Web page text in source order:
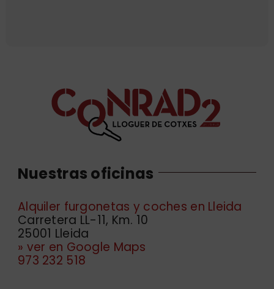
Nuestras oficinas
Alquiler furgonetas y coches en Lleida
Carretera LL-11, Km. 10
25001 Lleida
» ver en Google Maps
973 232 518